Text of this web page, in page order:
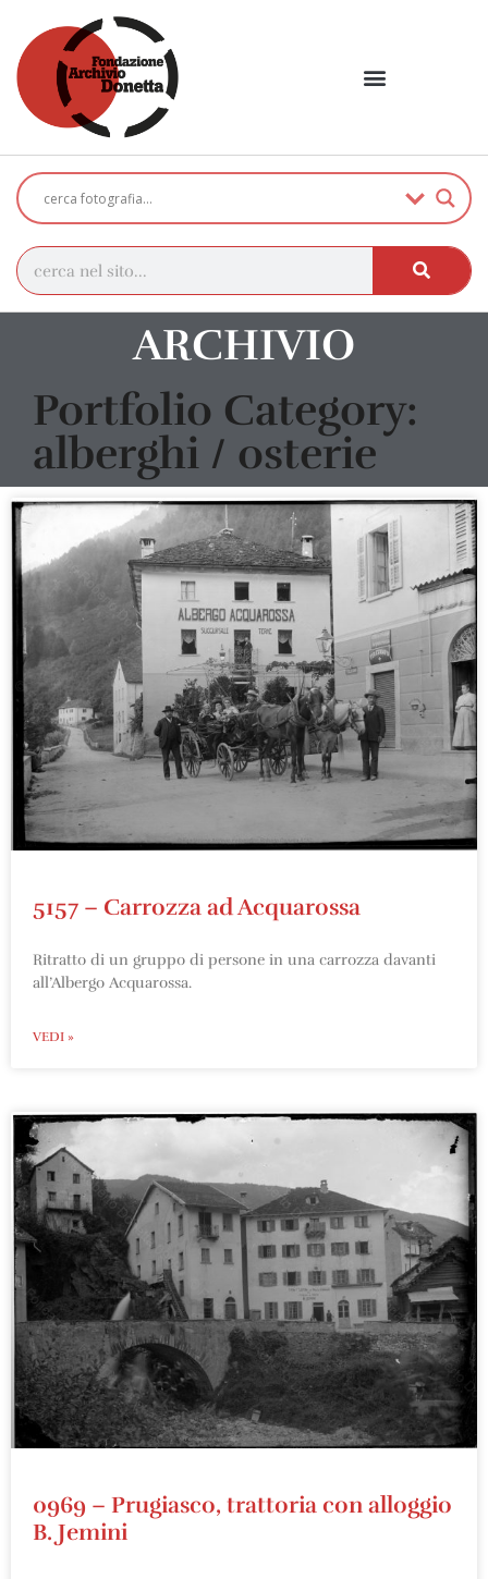
ARCHIVIO
Portfolio Category:
alberghi / osterie
5157 – Carrozza ad Acquarossa
Ritratto di un gruppo di persone in una carrozza davanti
all’Albergo Acquarossa.
VEDI »
0969 – Prugiasco, trattoria con alloggio
B. Jemini